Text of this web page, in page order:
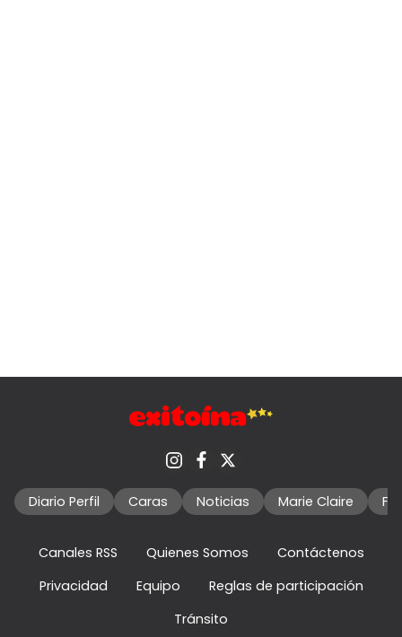
Diario Perfil Caras Noticias Marie Claire
Canales RSS Quienes Somos
Contáctenos
Privacidad
Equipo
Reglas de participación
Tránsito